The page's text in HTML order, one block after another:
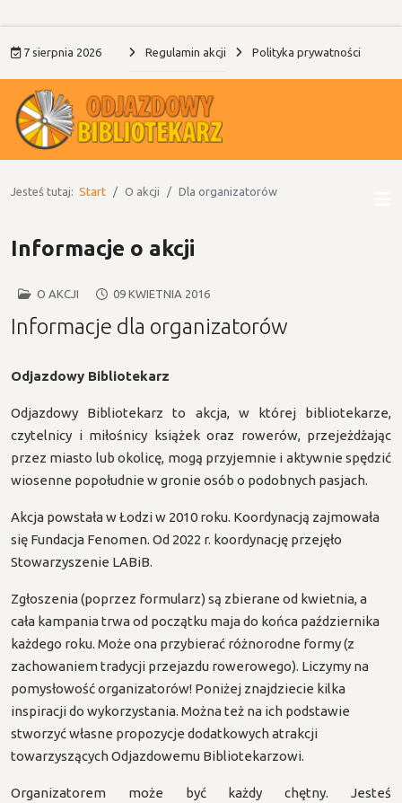
7 sierpnia 2026 Regulamin akcji Polityka prywatności
Jesteś tutaj: Start O akcji Dla organizatorów
Informacje o akcji
O AKCJI 09 KWIETNIA 2016
Informacje dla organizatorów
Odjazdowy Bibliotekarz
Odjazdowy Bibliotekarz to akcja, w której bibliotekarze,
czytelnicy i miłośnicy książek oraz rowerów, przejeżdżając
przez miasto lub okolicę, mogą przyjemnie i aktywnie spędzić
wiosenne popołudnie w gronie osób o podobnych pasjach.
Akcja powstała w Łodzi w 2010 roku. Koordynacją zajmowała
się Fundacja Fenomen. Od 2022 r. koordynację przejęło
Stowarzyszenie LABiB.
Zgłoszenia (poprzez formularz) są zbierane od kwietnia, a
cała kampania trwa od początku maja do końca października
każdego roku. Może ona przybierać różnorodne formy (z
zachowaniem tradycji przejazdu rowerowego). Liczymy na
pomysłowość organizatorów! Poniżej znajdziecie kilka
inspiracji do wykorzystania. Można też na ich podstawie
stworzyć własne propozycje dodatkowych atrakcji
towarzyszących Odjazdowemu Bibliotekarzowi.
Organizatorem może być każdy chętny. Jesteś